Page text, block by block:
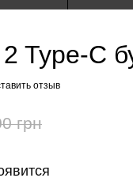
Type-C
отзыв
грн